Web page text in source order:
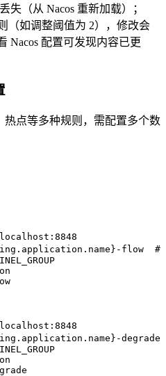
失（从 Nacos 重新加载）；
（如调整阈值为 2），修改会
Nacos 配置可发现内容已更
点等多种规则，需配置多个数
localhost:8848
flow
#
localhost:8848
degrade